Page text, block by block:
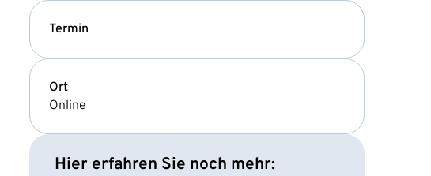
Termin
Ort
Online
Hier erfahren Sie noch mehr: